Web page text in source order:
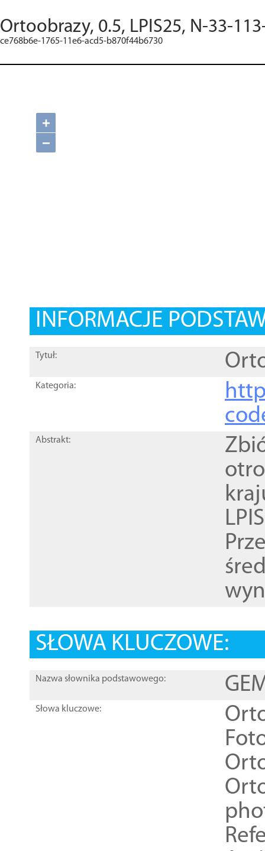
Ortoobrazy, 0.5, LPIS25, N-33-
ce768b6e-1765-11e6-acd5-b870f44b6730
+
−
INFORMACJE
Tytuł:
Kategoria:
Abstrakt:
SŁOWA KLUCZOWE:
Nazwa słownika podstawowego:
Słowa kluczowe: